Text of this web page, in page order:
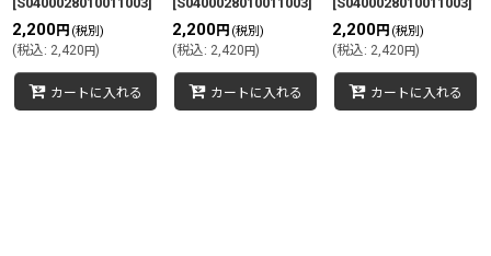
2,200円 (税別)
(税込: 2,420円)
カートに入れる
2,200円 (税別)
(税込: 2,420円)
カートに入れる
2,200円 (税別)
(税込: 2,420円)
カートに入れる